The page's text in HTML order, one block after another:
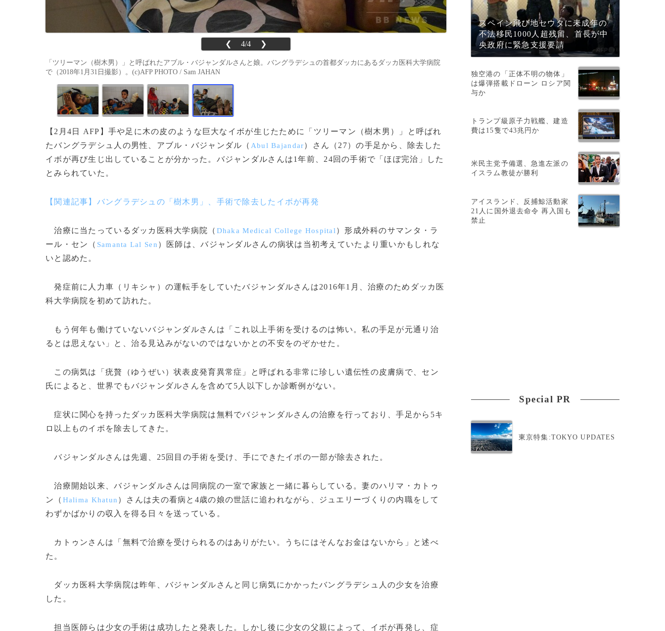
❮ 4/4 ❯
「ツリーマン（樹木男）」と呼ばれたアブル・バジャンダルさんと娘。バングラデシュの首都ダッカにあるダッカ医科大学病院
で（2018年1月31日撮影）。(c)AFP PHOTO / Sam JAHAN
【2月4日 AFP】手や足に木の皮のような巨大なイボが生じたために「ツリーマン（樹木男）」と呼ばれ
たバングラデシュ人の男性、アブル・バジャンダル（ Abul Bajandar）さん（27）の手足から、除去した
イボが再び生じ出していることが分かった。バジャンダルさんは1年前、24回の手術で「ほぼ完治」した
とみられていた。
【関連記事】バングラデシュの「樹木男」、手術で除去したイボが再発
治療に当たっているダッカ医科大学病院（ Dhaka Medical College Hospital ）形成外科のサマンタ・ラ
ール・セン（ Samanta Lal Sen ）医師は、バジャンダルさんの病状は当初考えていたより重いかもしれな
いと認めた。
発症前に人力車（リキシャ）の運転手をしていたバジャンダルさんは2016年1月、治療のためダッカ医
科大学病院を初めて訪れた。
もう何年も働けていないバジャンダルさんは「これ以上手術を受けるのは怖い。私の手足が元通り治
るとは思えない」と、治る見込みがないのではないかとの不安をのぞかせた。
この病気は「疣贅（ゆうぜい）状表皮発育異常症」と呼ばれる非常に珍しい遺伝性の皮膚病で、セン
氏によると、世界でもバジャンダルさんを含めて5人以下しか診断例がない。
症状に関心を持ったダッカ医科大学病院は無料でバジャンダルさんの治療を行っており、手足から5キ
ロ以上ものイボを除去してきた。
バジャンダルさんは先週、25回目の手術を受け、手にできたイボの一部が除去された。
治療開始以来、バジャンダルさんは同病院の一室で家族と一緒に暮らしている。妻のハリマ・カトゥ
ン（ Halima Khatun ）さんは夫の看病と4歳の娘の世話に追われながら、ジュエリーづくりの内職をして
わずかばかりの収入を得る日々を送っている。
カトゥンさんは「無料で治療を受けられるのはありがたい。うちにはそんなお金はないから」と述べ
た。
ダッカ医科大学病院は昨年、バジャンダルさんと同じ病気にかかったバングラデシュ人の少女を治療
した。
担当医師らは少女の手術は成功したと発表した。しかし後に少女の父親によって、イボが再発し、症
スペイン飛び地セウタに未成年の
不法移民1000人超残留、首長が中
央政府に緊急支援要請
独空港の「正体不明の物体」
は爆弾搭載ドローン ロシア関
与か
トランプ級原子力戦艦、建造
費は15隻で43兆円か
米民主党予備選、急進左派の
イスラム教徒が勝利
アイスランド、反捕鯨活動家
21人に国外退去命令 再入国も
禁止
Special PR
東京特集:TOKYO UPDATES